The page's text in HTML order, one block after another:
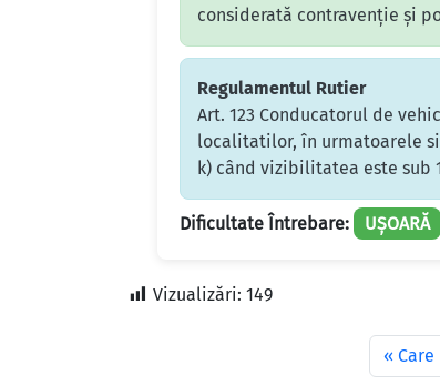
considerată contravenție și
Regulamentul Rutier
Art. 123 Conducatorul de
localitatilor, în urmatoarele
k) când vizibilitatea este
Dificultate Întrebare: UȘOARĂ
Vizualizări: 149